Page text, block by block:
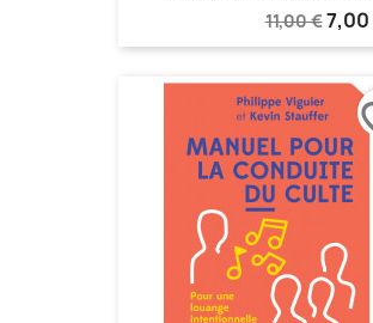
11,00 €7,00